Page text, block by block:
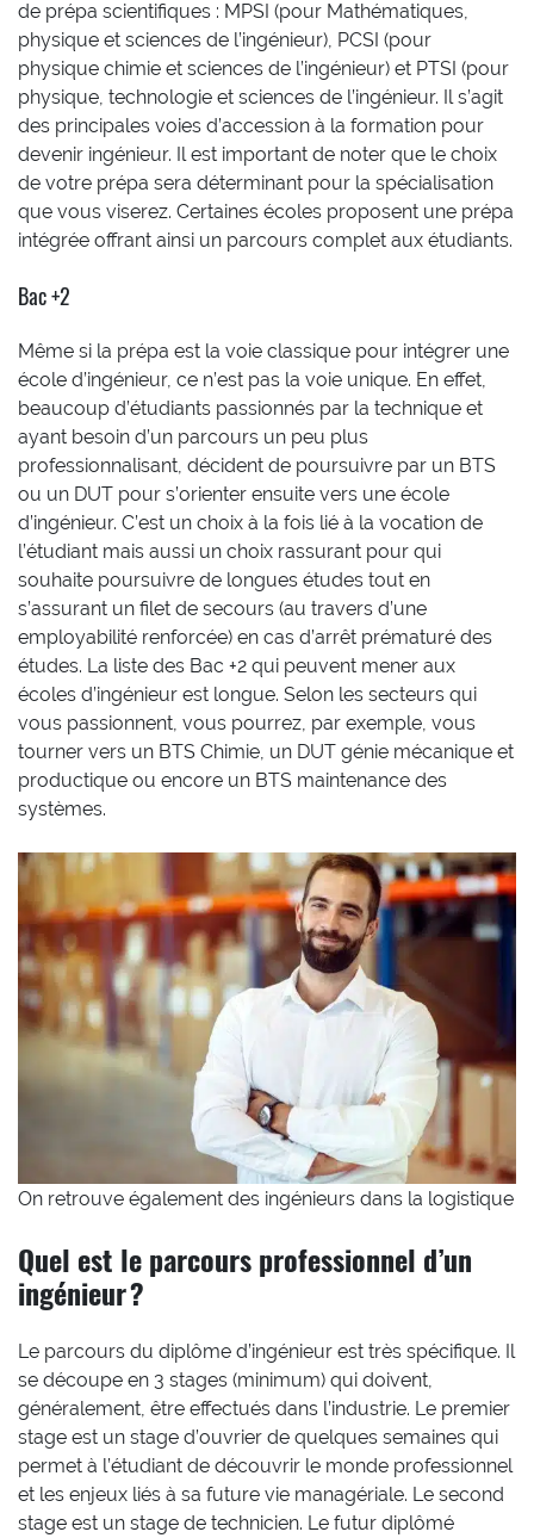
de prépa scientifiques : MPSI (pour Mathématiques,
physique et sciences de l’ingénieur), PCSI (pour
physique chimie et sciences de l’ingénieur) et PTSI (pour
physique, technologie et sciences de l’ingénieur. Il s’agit
des principales voies d’accession à la formation pour
devenir ingénieur. Il est important de noter que le choix
de votre prépa sera déterminant pour la spécialisation
que vous viserez. Certaines écoles proposent une prépa
intégrée offrant ainsi un parcours complet aux étudiants.
Bac +2
Même si la prépa est la voie classique pour intégrer une
école d’ingénieur, ce n’est pas la voie unique. En effet,
beaucoup d’étudiants passionnés par la technique et
ayant besoin d’un parcours un peu plus
professionnalisant, décident de poursuivre par un BTS
ou un DUT pour s’orienter ensuite vers une école
d’ingénieur. C’est un choix à la fois lié à la vocation de
l’étudiant mais aussi un choix rassurant pour qui
souhaite poursuivre de longues études tout en
s’assurant un filet de secours (au travers d’une
employabilité renforcée) en cas d’arrêt prématuré des
études. La liste des Bac +2 qui peuvent mener aux
écoles d’ingénieur est longue. Selon les secteurs qui
vous passionnent, vous pourrez, par exemple, vous
tourner vers un BTS Chimie, un DUT génie mécanique et
productique ou encore un BTS maintenance des
systèmes.
On retrouve également des ingénieurs dans la logistique
Quel est le parcours professionnel d’un
ingénieur ?
Le parcours du diplôme d’ingénieur est très spécifique. Il
se découpe en 3 stages (minimum) qui doivent,
généralement, être effectués dans l’industrie. Le premier
stage est un stage d’ouvrier de quelques semaines qui
permet à l’étudiant de découvrir le monde professionnel
et les enjeux liés à sa future vie managériale. Le second
stage est un stage de technicien. Le futur diplômé